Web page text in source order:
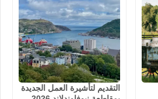
التقديم لتأشيرة العمل الجديدة